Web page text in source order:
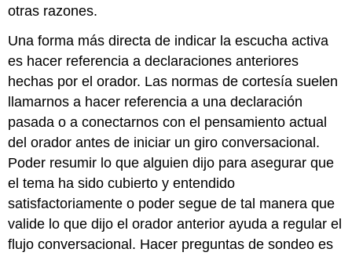
otras razones.
Una forma más directa de indicar la escucha activa
es hacer referencia a declaraciones anteriores
hechas por el orador. Las normas de cortesía suelen
llamarnos a hacer referencia a una declaración
pasada o a conectarnos con el pensamiento actual
del orador antes de iniciar un giro conversacional.
Poder resumir lo que alguien dijo para asegurar que
el tema ha sido cubierto y entendido
satisfactoriamente o poder segue de tal manera que
valide lo que dijo el orador anterior ayuda a regular el
flujo conversacional. Hacer preguntas de sondeo es